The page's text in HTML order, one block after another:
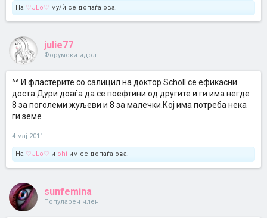
На ♡JLo♡ му/ѝ се допаѓа ова.
julie77
Форумски идол
^^ И фластерите со салицил на доктор Scholl се ефикасни
доста.Дури доаѓа да се поефтини од другите и ги има негде
8 за поголеми жуљеви и 8 за малечки.Кој има потреба нека
ги земе
4 мај 2011
На ♡JLo♡ и ohi им се допаѓа ова.
sunfemina
Популарен член